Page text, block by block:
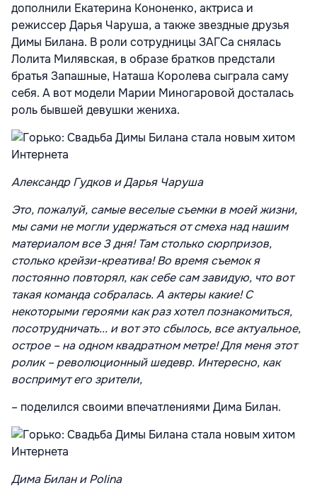
дополнили Екатерина Кононенко, актриса и
режиссер Дарья Чаруша, а также звездные друзья
Димы Билана. В роли сотрудницы ЗАГСа снялась
Лолита Милявская, в образе братков предстали
братья Запашные, Наташа Королева сыграла саму
себя. А вот модели Марии Миногаровой досталась
роль бывшей девушки жениха.
Александр Гудков и Дарья Чаруша
Это, пожалуй, самые веселые съемки в моей жизни,
мы сами не могли удержаться от смеха над нашим
материалом все 3 дня! Там столько сюрпризов,
столько крейзи-креатива! Во время съемок я
постоянно повторял, как себе сам завидую, что вот
такая команда собралась. А актеры какие! С
некоторыми героями как раз хотел познакомиться,
посотрудничать... и вот это сбылось, все актуальное,
острое – на одном квадратном метре! Для меня этот
ролик – революционный шедевр. Интересно, как
воспримут его зрители,
– поделился своими впечатлениями Дима Билан.
Дима Билан и Polina